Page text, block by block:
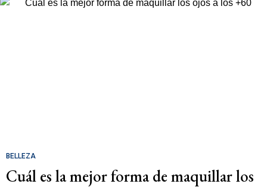
BELLEZA
Cuál es la mejor forma de maquillar los